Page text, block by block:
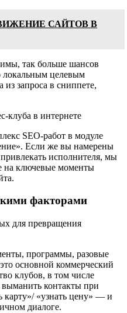
САЙТОВ В
так больше шансов
локальным целевым
из запроса в сниппете,
SEO-работ в модуле
Если же вы намерены
исполнителя, мы
на ключевые моменты
факторами
для превращения
программы, разовые
основной коммерческий
клубов, в том числе
контакты при
«узнать цену» — и
диалоге.